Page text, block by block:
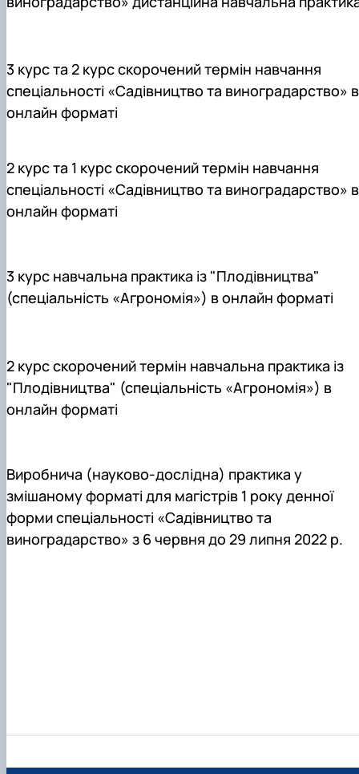
Нагородження гуртка
конкурсу студентських наукових робіт…
Участь гуртківців у всеукраїнських та
міжнародних наукових заходах
гуртка
Інстаграм сторінка гуртка
3 курс та 2 курс скорочений термін навчання
спеціальності «Садівництво та виноградарство» в
онлайн форматі
2 курс та 1 курс скорочений термін навчання
спеціальності «Садівництво та виноградарство» в
онлайн форматі
3 курс навчальна практика із "Плодівництва"
(спеціальність «Агрономія») в онлайн форматі
2 курс скорочений термін навчальна практика із
"Плодівництва" (спеціальність «Агрономія») в
онлайн форматі
Виробнича (науково-дослідна) практика у
змішаному форматі для магістрів 1 року денної
форми спеціальності «Садівництво та
виноградарство» з 6 червня до 29 липня 2022 р.